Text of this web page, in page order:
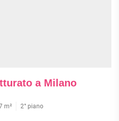
a Milano
m² 2° piano